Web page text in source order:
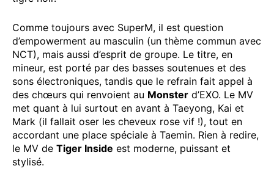
Comme toujours avec SuperM, il est question
d’empowerment au masculin (un thème commun avec
NCT), mais aussi d’esprit de groupe. Le titre, en
mineur, est porté par des basses soutenues et des
sons électroniques, tandis que le refrain fait appel à
des chœurs qui renvoient au Monster d’EXO. Le MV
met quant à lui surtout en avant à Taeyong, Kai et
Mark (il fallait oser les cheveux rose vif !), tout en
accordant une place spéciale à Taemin. Rien à redire,
le MV de Tiger Inside est moderne, puissant et
stylisé.